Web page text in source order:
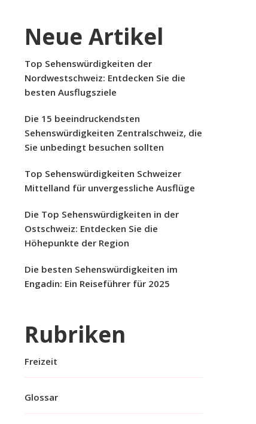
Neue Artikel
Top Sehenswürdigkeiten der
Nordwestschweiz: Entdecken Sie die
besten Ausflugsziele
Die 15 beeindruckendsten
Sehenswürdigkeiten Zentralschweiz, die
Sie unbedingt besuchen sollten
Top Sehenswürdigkeiten Schweizer
Mittelland für unvergessliche Ausflüge
Die Top Sehenswürdigkeiten in der
Ostschweiz: Entdecken Sie die
Höhepunkte der Region
Die besten Sehenswürdigkeiten im
Engadin: Ein Reiseführer für 2025
Rubriken
Freizeit
Glossar